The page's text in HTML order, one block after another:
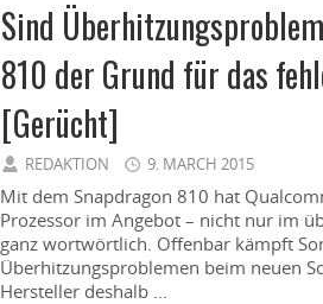
Sind
810 der Grund für das
[Gerücht]
REDAKTION 9. MARCH 2015
Mit dem Snapdragon 810 hat
Prozessor im Angebot – nicht nur im
ganz wortwörtlich. Offenbar kämpft
Überhitzungsproblemen beim neuen
Hersteller deshalb ...